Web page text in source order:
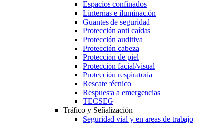
Espacios confinados
Linternas e iluminación
Guantes de seguridad
Protección anti caídas
Protección auditiva
Protección cabeza
Protección de piel
Protección facial/visual
Protección respiratoria
Rescate técnico
Respuesta a emergencias
TECSEG
Tráfico y Señalización
Seguridad vial y en áreas de trabajo